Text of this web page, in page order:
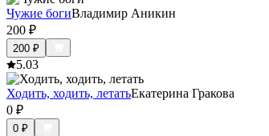
Чужие богиВладимир Аникин
200 ₽
200 ₽
5.03
Ходить, ходить, летатьЕкатерина Гракова
0 ₽
0 ₽